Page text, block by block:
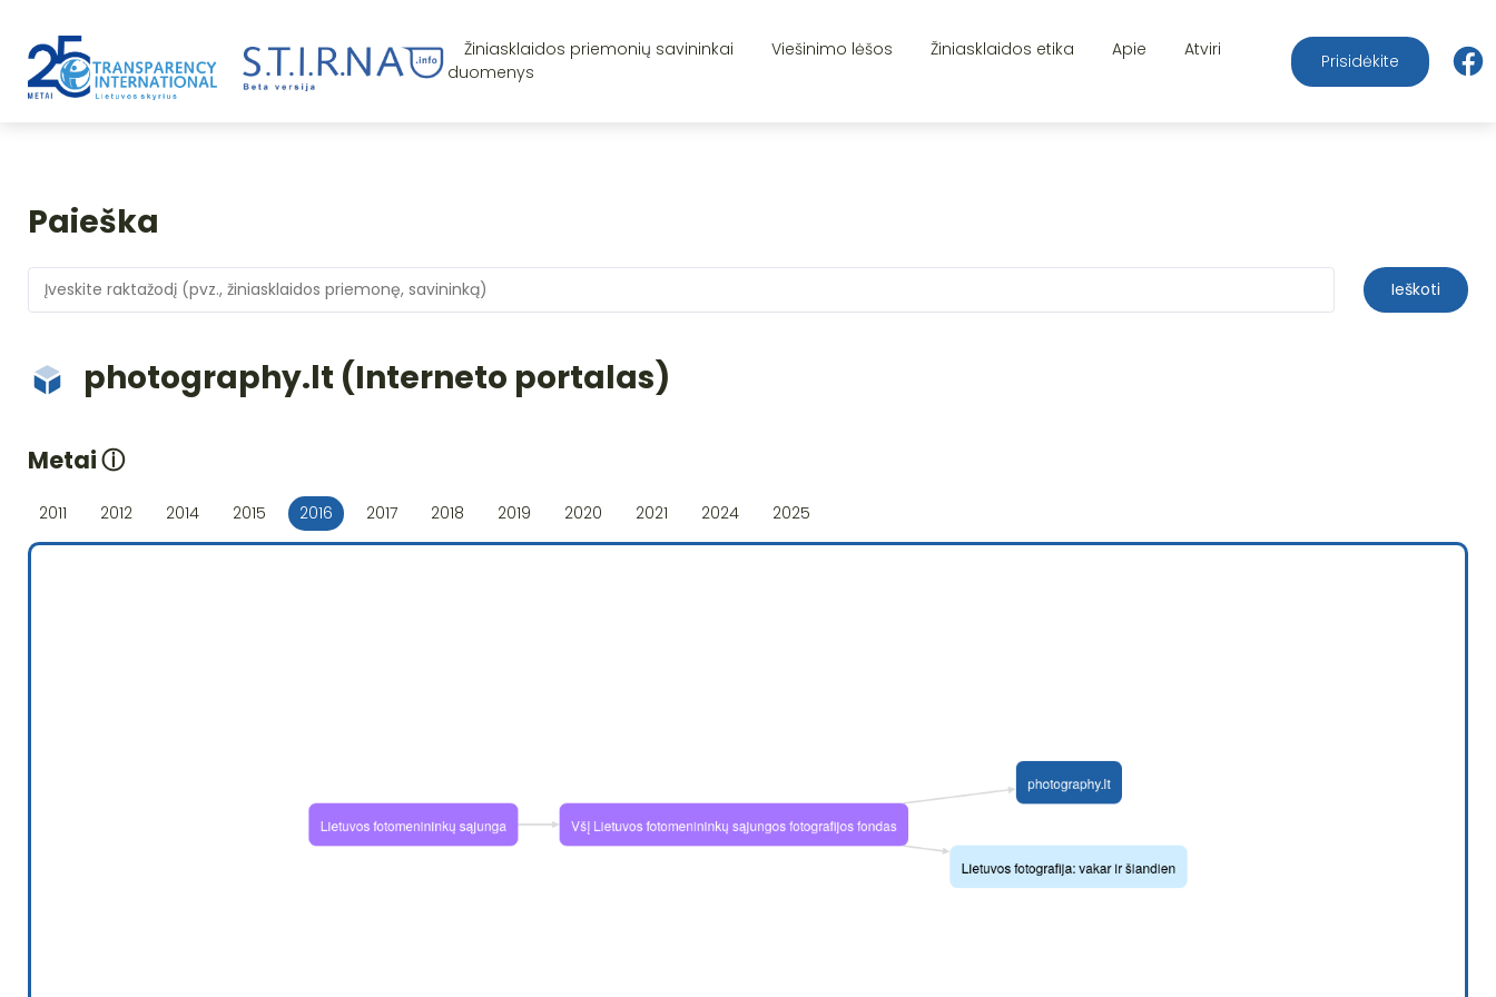
Žiniasklaidos priemonių savininkai Viešinimo lėšos Žiniasklaidos etika Apie
Atviri
duomenys
Prisidėkite
Paieška
Ieškoti
photography.lt (Interneto portalas)
Metaiⓘ
2011 2012 2014 2015 2016 2017 2018 2019 2020 2021 2024 2025